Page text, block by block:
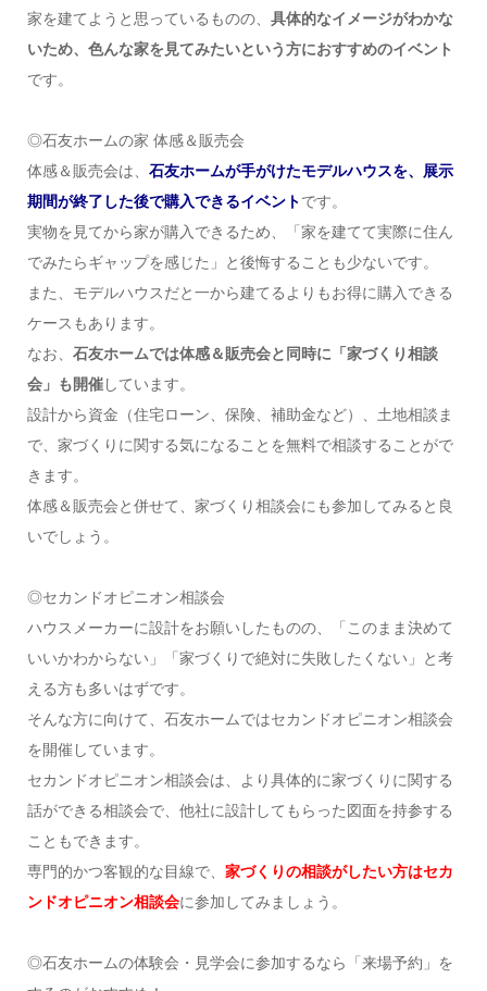
家を建てようと思っているものの、 具体的なイメージがわかな
いため、色んな家を見てみたいという方におすすめのイベント
です。
◎石友ホームの家 体感＆販売会
体感＆販売会は、 石友ホームが手がけたモデルハウスを、展示
期間が終了した後で購入できるイベントです。
実物を見てから家が購入できるため、「家を建てて実際に住ん
でみたらギャップを感じた」と後悔することも少ないです。
また、モデルハウスだと一から建てるよりもお得に購入できる
ケースもあります。
なお、 石友ホームでは体感＆販売会と同時に「家づくり相談
会」も開催しています。
設計から資金（住宅ローン、保険、補助金など）、土地相談ま
で、家づくりに関する気になることを無料で相談することがで
きます。
体感＆販売会と併せて、家づくり相談会にも参加してみると良
いでしょう。
◎セカンドオピニオン相談会
ハウスメーカーに設計をお願いしたものの、「このまま決めて
いいかわからない」「家づくりで絶対に失敗したくない」と考
える方も多いはずです。
そんな方に向けて、石友ホームではセカンドオピニオン相談会
を開催しています。
セカンドオピニオン相談会は、より具体的に家づくりに関する
話ができる相談会で、他社に設計してもらった図面を持参する
こともできます。
専門的かつ客観的な目線で、 家づくりの相談がしたい方はセカ
ンドオピニオン相談会に参加してみましょう。
◎石友ホームの体験会・見学会に参加するなら「来場予約」を